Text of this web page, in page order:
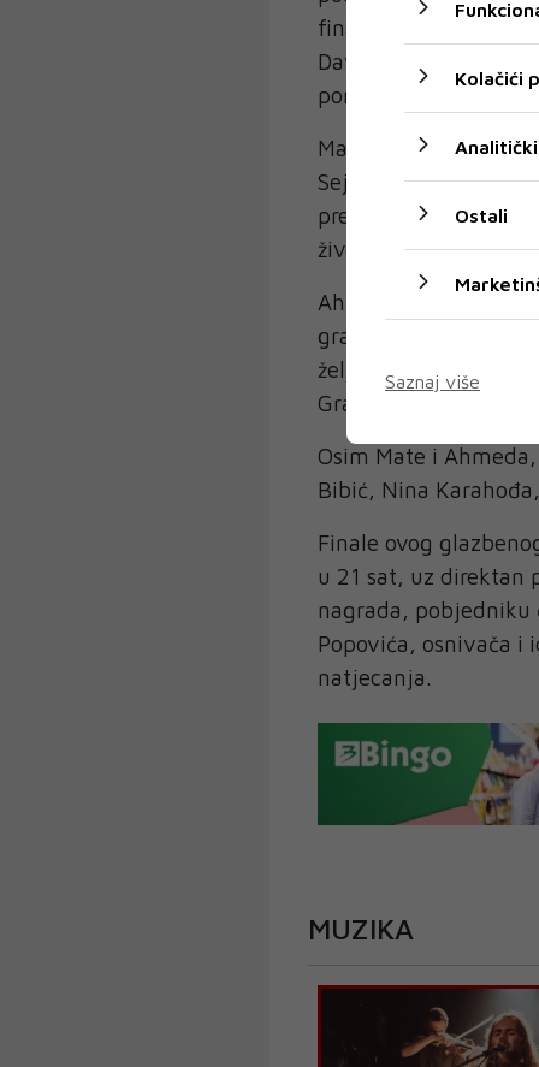
finalne emisije koja
Davida, dat ću sve
poručio je Mate
Maksimalan broj
Sejfić iz tima Violete
predstavivši se s
života uzmi sve“
Ahmed, naime,
gradu koji je njegov
želja mu je da u
Granda.
Osim Mate i
Bibić, Nina
Finale ovog
u 21 sat, uz direktan
nagrada, pobjedniku
Popovića, osnivača i
natjecanja.
MUZIKA
Kolačići
Analitički
Ostali
Saznaj više